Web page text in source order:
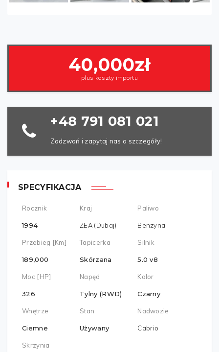
40,000zł
plus koszty importu
+48 791 081 021
Zadzwoń i zapytaj nas o szczegóły!
SPECYFIKACJA
Rocznik
1994
Kraj
ZEA (Dubaj)
Paliwo
Benzyna
Przebieg [km]
189,000
Tapicerka
Skórzana
Silnik
5.0 v8
Moc [HP]
326
Napęd
Tylny (RWD)
Kolor
Czarny
Wnętrze
Ciemne
Stan
Używany
Nadwozie
Cabrio
Skrzynia